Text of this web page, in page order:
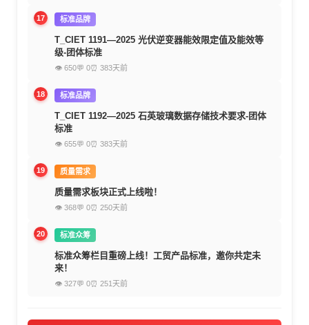
17 标准品牌
T_CIET 1191—2025 光伏逆变器能效限定值及能效等
级-团体标准
👁 650💬 0⏰ 383天前
18 标准品牌
T_CIET 1192—2025 石英玻璃数据存储技术要求-团体
标准
👁 655💬 0⏰ 383天前
19 质量需求
质量需求板块正式上线啦！
👁 368💬 0⏰ 250天前
20 标准众筹
标准众筹栏目重磅上线！工贸产品标准，邀你共定未
来！
👁 327💬 0⏰ 251天前